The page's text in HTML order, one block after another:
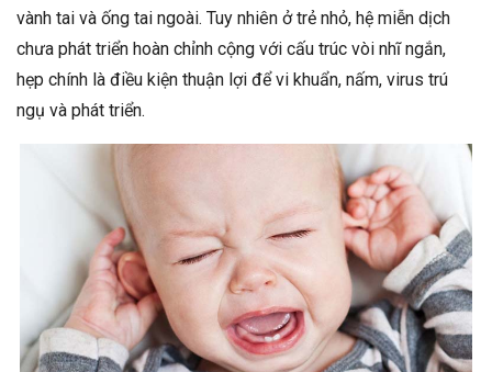
vành tai và ống tai ngoài. Tuy nhiên ở trẻ nhỏ, hệ miễn dịch
chưa phát triển hoàn chỉnh cộng với cấu trúc vòi nhĩ ngắn,
hẹp chính là điều kiện thuận lợi để vi khuẩn, nấm, virus trú
ngụ và phát triển.